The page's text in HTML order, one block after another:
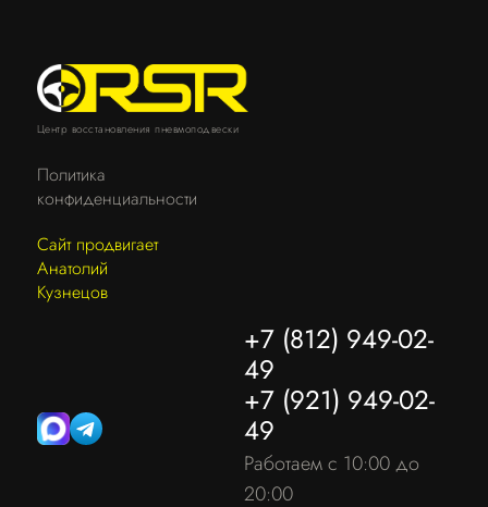
Центр восстановления пневмоподвески
Политика
конфиденциальности
Сайт продвигает
Анатолий
Кузнецов
+7 (812) 949-02-
49
+7 (921) 949-02-
49
Работаем с 10:00 до
20:00